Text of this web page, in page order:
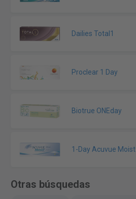
Dailies Total1
Proclear 1 Day
Biotrue ONEday
1-Day Acuvue Moist
Otras búsquedas